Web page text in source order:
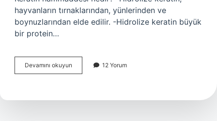
hayvanların tırnaklarından, yünlerinden ve
boynuzlarından elde edilir. -Hidrolize keratin büyük
bir protein…
Devamını okuyun
Nasıl
12 Yorum